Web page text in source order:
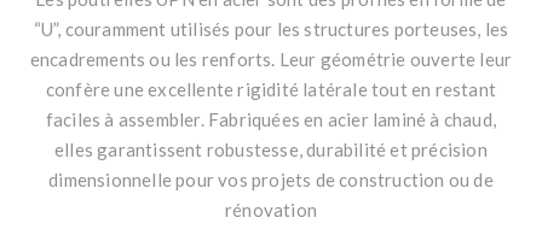
“U”, couramment utilisés pour les structures porteuses, les
encadrements ou les renforts. Leur géométrie ouverte leur
confère une excellente rigidité latérale tout en restant
faciles à assembler. Fabriquées en acier laminé à chaud,
elles garantissent robustesse, durabilité et précision
dimensionnelle pour vos projets de construction ou de
rénovation